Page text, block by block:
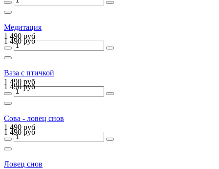
Медитация
1 490 руб
1 490 руб
Ваза с птичкой
1 490 руб
1 490 руб
Сова - ловец снов
1 490 руб
1 490 руб
Ловец снов